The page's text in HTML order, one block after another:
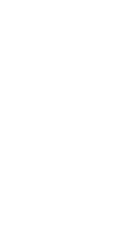
“En el
un millón de
más,
solamente la
la historia”,
la primera
días por la
se ha
en 63